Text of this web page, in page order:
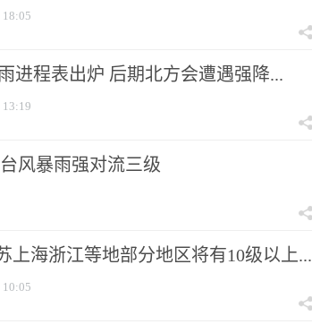
18:05
进程表出炉 后期北方会遭遇强降...
13:19
风暴雨强对流三级
上海浙江等地部分地区将有10级以上...
10:05